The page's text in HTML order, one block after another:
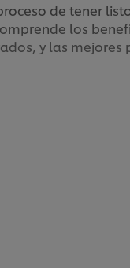
de tener
los
y las mejores